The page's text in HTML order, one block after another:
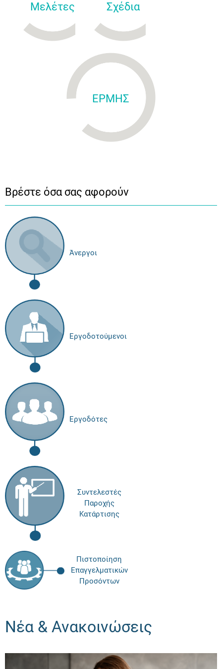
Μελέτες
Σχέδια
ΕΡΜΗΣ
Βρέστε όσα σας αφορούν
Άνεργοι
Εργοδοτούμενοι
Εργοδότες
Συντελεστές
Παροχής
Κατάρτισης
Πιστοποίηση
Επαγγελματικών
Προσόντων
Νέα & Ανακοινώσεις